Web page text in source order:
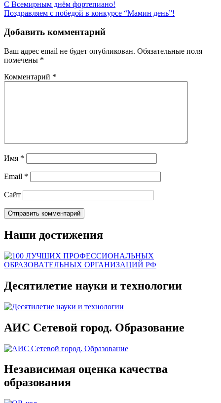
С Всемирным днём фортепиано!
Поздравляем с победой в конкурсе “Мамин день”!
Добавить комментарий
Ваш адрес email не будет опубликован. Обязательные поля
помечены *
Комментарий *
Имя *
Email *
Сайт
Наши достижения
Десятилетие науки и технологии
АИС Сетевой город. Образование
Независимая оценка качества
образования